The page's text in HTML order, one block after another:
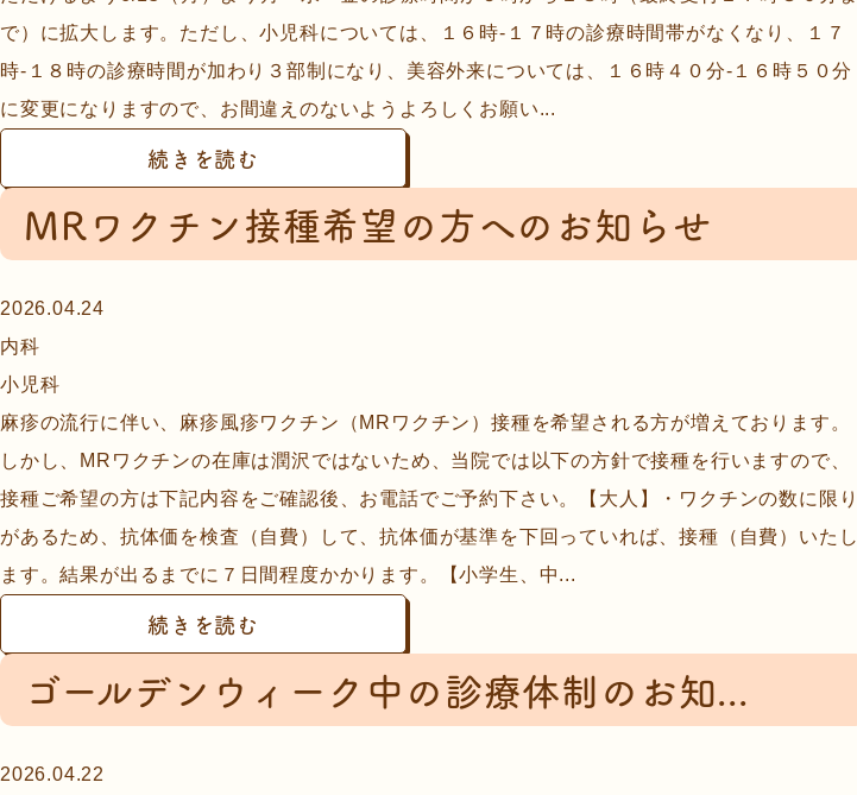
で）に拡大します。ただし、小児科については、１６時-１７時の診療時間帯がなくなり、１７
時-１８時の診療時間が加わり３部制になり、美容外来については、１６時４０分-１６時５０分
に変更になりますので、お間違えのないようよろしくお願い...
続きを読む
MRワクチン接種希望の方へのお知らせ
2026.04.24
内科
小児科
麻疹の流行に伴い、麻疹風疹ワクチン（MRワクチン）接種を希望される方が増えております。
しかし、MRワクチンの在庫は潤沢ではないため、当院では以下の方針で接種を行いますので、
接種ご希望の方は下記内容をご確認後、お電話でご予約下さい。【大人】・ワクチンの数に限り
があるため、抗体価を検査（自費）して、抗体価が基準を下回っていれば、接種（自費）いたし
ます。結果が出るまでに７日間程度かかります。【小学生、中...
続きを読む
ゴールデンウィーク中の診療体制のお知...
2026.04.22